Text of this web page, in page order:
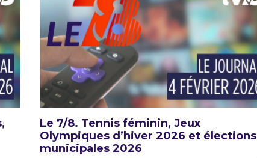
Le 7/8. Tennis féminin, Jeux
Olympiques d’hiver 2026 et élections
municipales 2026